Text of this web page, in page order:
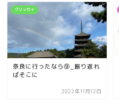
クリッセイ
奈良に行ったなら⑨_振り返れ
ばそこに
2022年11月12日